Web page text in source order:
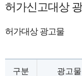
허가신고대상
허가대상 광고물
구분 광고